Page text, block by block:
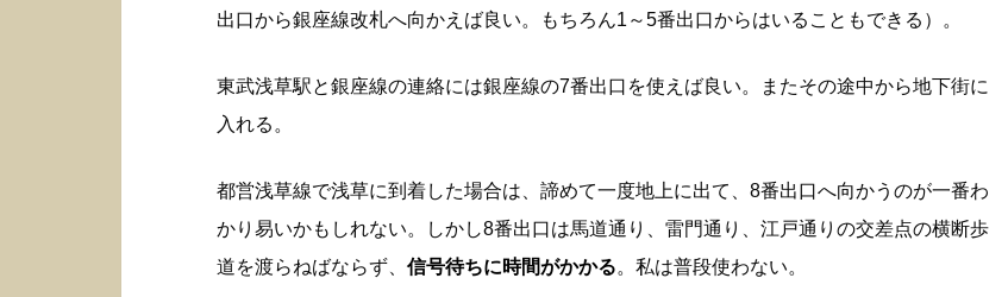
出口から銀座線改札へ向かえば良い。もちろん1～5番出口からはいることもできる）。
東武浅草駅と銀座線の連絡には銀座線の7番出口を使えば良い。またその途中から地下街に
入れる。
都営浅草線で浅草に到着した場合は、諦めて一度地上に出て、8番出口へ向かうのが一番わ
かり易いかもしれない。しかし8番出口は馬道通り、雷門通り、江戸通りの交差点の横断歩
道を渡らねばならず、 信号待ちに時間がかかる。私は普段使わない。